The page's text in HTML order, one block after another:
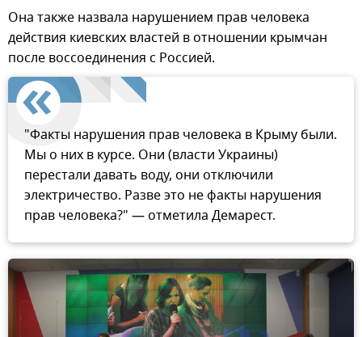
Она также назвала нарушением прав человека
действия киевских властей в отношении крымчан
после воссоединения с Россией.
"Факты нарушения прав человека в Крыму были.
Мы о них в курсе. Они (власти Украины)
перестали давать воду, они отключили
электричество. Разве это не факты нарушения
прав человека?" — отметила Демарест.